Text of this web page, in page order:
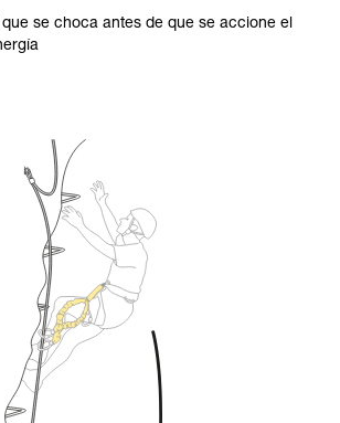
se choca antes de que se accione el